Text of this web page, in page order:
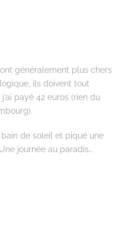
généralement plus chers
ils doivent tout
payé 42 euros (rien du
de soleil et piqué une
journée au paradis…